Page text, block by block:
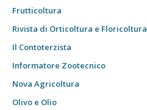
Frutticoltura
Rivista di Orticoltura e Floricoltura
Il Contoterzista
Informatore Zootecnico
Nova Agricoltura
Olivo e Olio